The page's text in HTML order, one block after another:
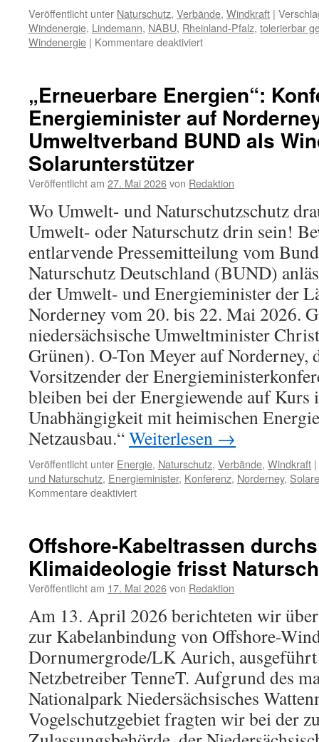
Veröffentlicht unter Naturschutz, Verbände, Windkraft |
Windenergie, Lindemann, NABU, Rheinland-Pfalz, tolerierbar
Windenergie | Kommentare deaktiviertfür
und
„die
Zahl
tolerierbarer
„Erneuerbare Energien“:
Energieminister auf
Umweltverband BUND als
Solarunterstützer
Veröffentlicht am 27. Mai 2026von Redaktion
Wo Umwelt- und Naturschutzschutz
Umwelt- oder Naturschutz drin sein!
entlarvende Pressemitteilung vom
Naturschutz Deutschland (BUND)
der Umwelt- und Energieminister der
Norderney vom 20. bis 22. Mai 2026.
niedersächsische Umweltminister
Grünen). O-Ton Meyer auf Norderney,
Vorsitzender der
bleiben bei der Energiewende auf Kurs
Unabhängigkeit mit heimischen
Netzausbau.“Weiterlesen →
Veröffentlicht unter Energie, Naturschutz, Verbände, Windkraft |
und Naturschutz, Energieminister, Konferenz, Norderney,
Kommentare deaktiviertfür
der
Energieminister
auf
Norderney
Umweltverband
BUND
als
Wind-
und
Solarunterstützer
Offshore-Kabeltrassen
Klimaideologie frisst
Veröffentlicht am 17. Mai 2026von Redaktion
Am 13. April 2026 berichteten wir
zur Kabelanbindung von Offshore-
Dornumergrode/LK Aurich,
Netzbetreiber TenneT. Aufgrund des
Nationalpark Niedersächsisches
Vogelschutzgebiet fragten wir bei der